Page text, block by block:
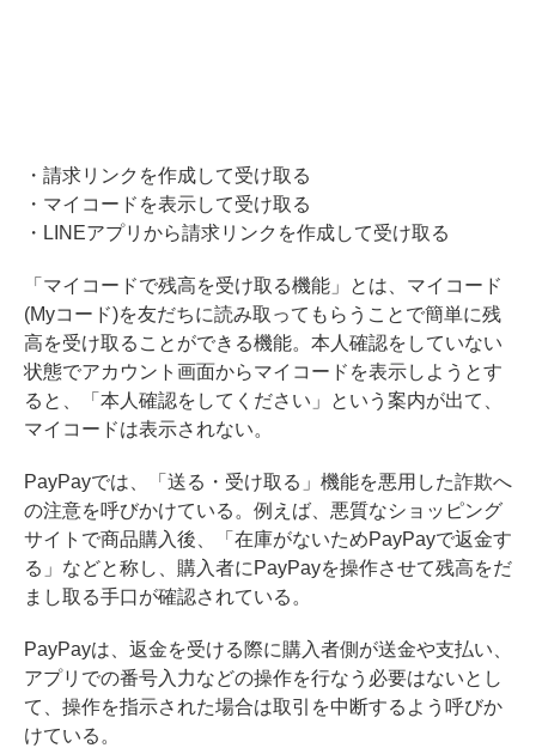
・請求リンクを作成して受け取る
・マイコードを表示して受け取る
・LINEアプリから請求リンクを作成して受け取る
「マイコードで残高を受け取る機能」とは、マイコード
(Myコード)を友だちに読み取ってもらうことで簡単に残
高を受け取ることができる機能。本人確認をしていない
状態でアカウント画面からマイコードを表示しようとす
ると、「本人確認をしてください」という案内が出て、
マイコードは表示されない。
PayPayでは、「送る・受け取る」機能を悪用した詐欺へ
の注意を呼びかけている。例えば、悪質なショッピング
サイトで商品購入後、「在庫がないためPayPayで返金す
る」などと称し、購入者にPayPayを操作させて残高をだ
まし取る手口が確認されている。
PayPayは、返金を受ける際に購入者側が送金や支払い、
アプリでの番号入力などの操作を行なう必要はないとし
て、操作を指示された場合は取引を中断するよう呼びか
けている。